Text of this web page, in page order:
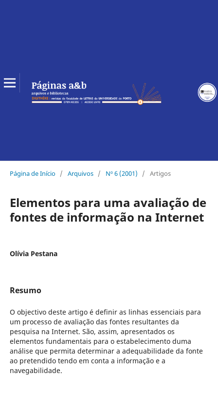
Página de Início / Arquivos / Nº 6 (2001) / Artigos
Elementos para uma avaliação de
fontes de informação na Internet
Olívia Pestana
Resumo
O objectivo deste artigo é definir as linhas essenciais para
um processo de avaliação das fontes resultantes da
pesquisa na Internet. São, assim, apresentados os
elementos fundamentais para o estabelecimento duma
análise que permita determinar a adequabilidade da fonte
ao pretendido tendo em conta a informação e a
navegabilidade.